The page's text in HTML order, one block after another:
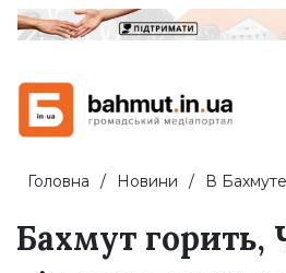
Головна Новини В
Бахмут горить,